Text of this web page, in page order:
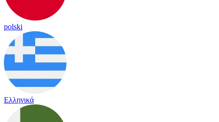
polski
Ελληνικά